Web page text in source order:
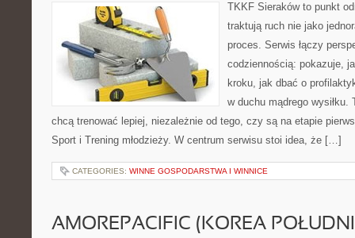
TKKF Sieraków to punkt
traktują ruch nie jako
proces. Serwis łączy
codziennością: pokazuje,
kroku, jak dbać o
w duchu mądrego
chcą trenować lepiej, niezależnie od tego, czy są na etapie
Sport i Trening młodzieży. W centrum serwisu stoi idea, że […]
CATEGORIES: WINNE GOSPODARSTWA I WINNICE
AMOREPACIFIC (KOREA